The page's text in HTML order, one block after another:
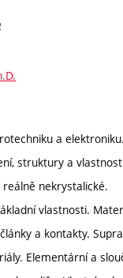
a
struktury a
nekrystalické.
vlastnosti.
a kontakty.
Elementární a